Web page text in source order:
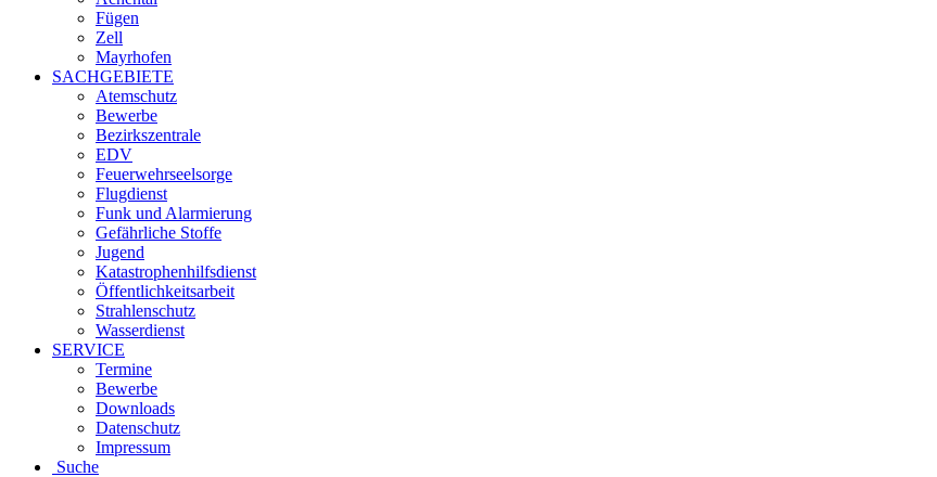
Fügen
Zell
Mayrhofen
SACHGEBIETE
Atemschutz
Bewerbe
Bezirkszentrale
EDV
Feuerwehrseelsorge
Flugdienst
Funk und Alarmierung
Gefährliche Stoffe
Jugend
Katastrophenhilfsdienst
Öffentlichkeitsarbeit
Strahlenschutz
Wasserdienst
SERVICE
Termine
Bewerbe
Downloads
Datenschutz
Impressum
Suche